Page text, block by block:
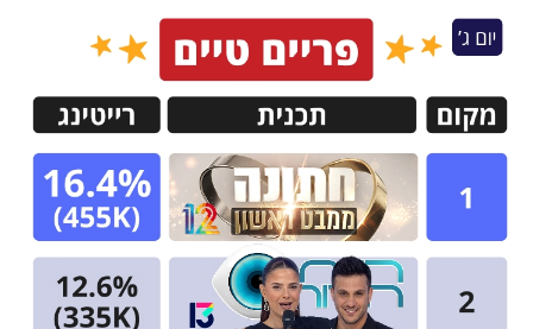
דרושים
ניוזלטרים
מייל
אדום